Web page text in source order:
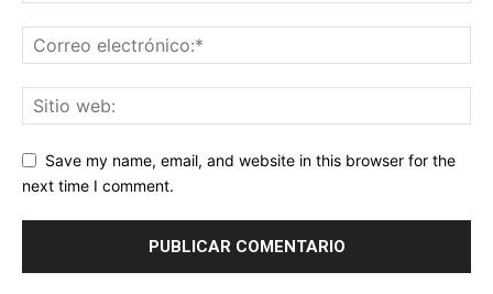
Save my name, email, and website in this browser for the
next time I comment.